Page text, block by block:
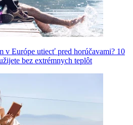
v Európe utiecť pred horúčavami? 10
bez extrémnych teplôt